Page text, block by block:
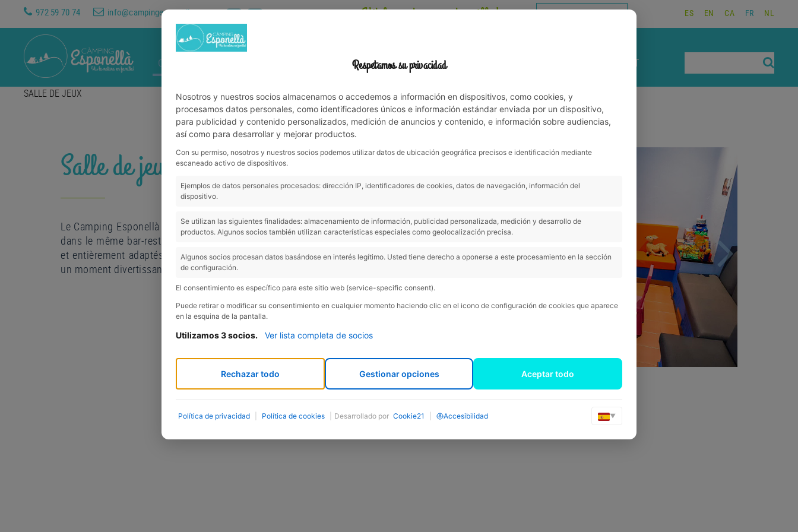
972 59 70 74 info@campingesponella.com ES EN CA FR NL
Vit la nature en famille!
CAMPING ENVIRONNEMENT OFFRES ET NOUVELLES CONTACT
SALLE DE JEUX
Salle de jeux
Le Camping Esponellà dispose d'une salle de jeux idéale pour les enfants,
dans le même bar-restaurant. Avec un bon assortiment de jeux, de jouets
et entièrement adaptés pour les enfants, il est parfait pour eux de passer
un moment divertissant à jouer et à s'amuser!
Previous
Respetamos su privacidad
Nosotros y nuestros socios almacenamos o accedemos a información en dispositivos, como cookies, y
procesamos datos personales, como identificadores únicos e información estándar enviada por un dispositivo,
para publicidad y contenido personalizados, medición de anuncios y contenido, e información sobre audiencias,
así como para desarrollar y mejorar productos.
Con su permiso, nosotros y nuestros socios podemos utilizar datos de ubicación geográfica precisos e identificación mediante
escaneado activo de dispositivos.
Ejemplos de datos personales procesados: dirección IP, identificadores de cookies, datos de navegación, información del
dispositivo.
Se utilizan las siguientes finalidades: almacenamiento de información, publicidad personalizada, medición y desarrollo de
productos. Algunos socios también utilizan características especiales como geolocalización precisa.
Algunos socios procesan datos basándose en interés legítimo. Usted tiene derecho a oponerse a este procesamiento en la sección
de configuración.
El consentimiento es específico para este sitio web (service-specific consent).
Puede retirar o modificar su consentimiento en cualquier momento haciendo clic en el icono de configuración de cookies que aparece
en la esquina de la pantalla.
Utilizamos 3 socios. Ver lista completa de socios
Rechazar todo Gestionar opciones Aceptar todo
Política de privacidad Política de cookies Desarrollado por Cookie21 Accesibilidad ▼